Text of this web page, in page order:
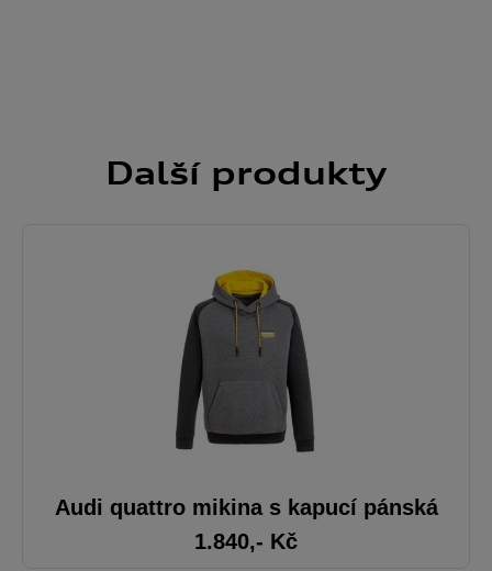
Dalšíprodukty
Audi quattro mikina s kapucí pánská
1.840,- Kč